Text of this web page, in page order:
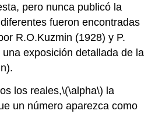
pero nunca publicó la
fueron encontradas
R.O.Kuzmin (1928) y P.
exposición detallada de la
los reales,\(\alpha\) la
un número aparezca como